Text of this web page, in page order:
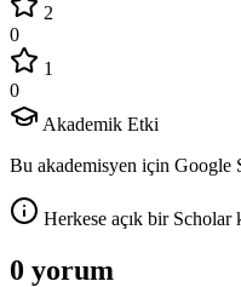
2
0
1
0
Akademik Etki
Bu akademisyen için Google
Herkese açık bir Scholar
0 yorum